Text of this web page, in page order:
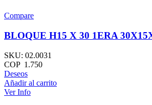
Compare
BLOQUE H15 X 30 1ERA
SKU: 02.0031
COP 1.750
Deseos
Añadir al carrito
Ver Info